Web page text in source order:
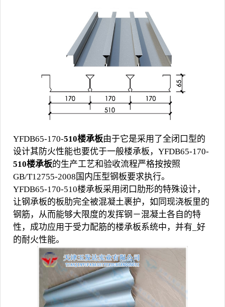
YFDB65-170-510楼承板由于它是采用了全闭口型的
设计其防火性能也要优于一般楼承板，YFDB65-170-
510楼承板的生产工艺和验收流程严格按按照
GB/T12755-2008国内压型钢板要求执行。
YFDB65-170-510楼承板采用闭口肋形的特殊设计，
让钢承板的板肋完全被混凝土裹护，如同现浇板里的
钢筋，从而能够大限度的发挥钢－混凝土各自的特
性，成功应用于受力配筋的楼承板系统中，并有_好
的耐火性能。